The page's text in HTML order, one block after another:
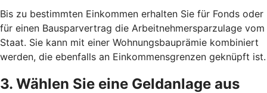
Bis zu bestimmten Einkommen erhalten Sie für Fonds oder
für einen Bausparvertrag die Arbeitnehmersparzulage vom
Staat. Sie kann mit einer Wohnungsbauprämie kombiniert
werden, die ebenfalls an Einkommensgrenzen geknüpft ist.
3. Wählen Sie eine Geldanlage aus